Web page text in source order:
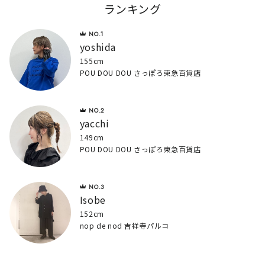
ランキング
yoshida
155cm
POU DOU DOU さっぽろ東急百貨店
yacchi
149cm
POU DOU DOU さっぽろ東急百貨店
Isobe
152cm
nop de nod 吉祥寺パルコ